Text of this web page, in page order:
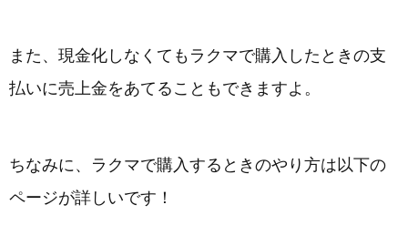
また、現金化しなくてもラクマで購入したときの支
払いに売上金をあてることもできますよ。
ちなみに、ラクマで購入するときのやり方は以下の
ページが詳しいです！